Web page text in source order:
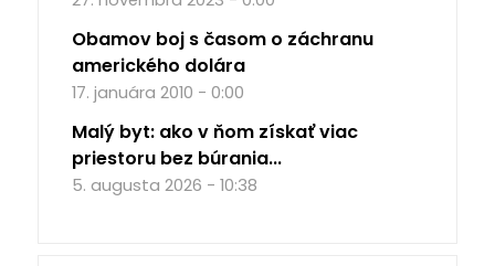
Obamov boj s časom o záchranu
amerického dolára
17. januára 2010 - 0:00
Malý byt: ako v ňom získať viac
priestoru bez búrania...
5. augusta 2026 - 10:38